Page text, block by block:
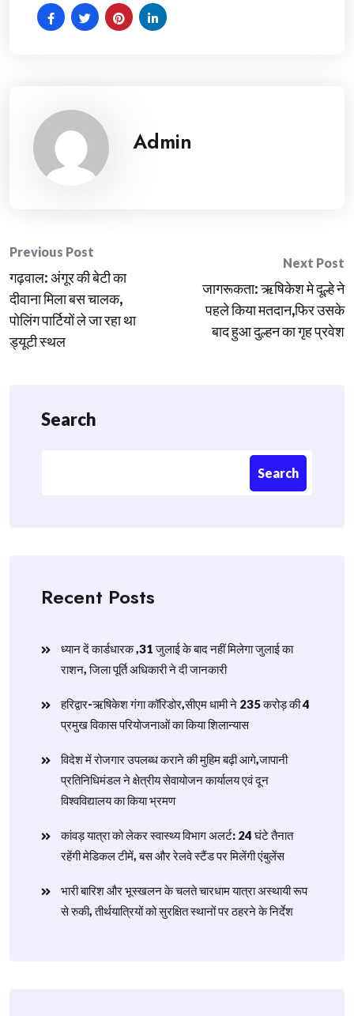
Admin
Post
navigation
Previous Post
गढ़वाल: अंगूर की बेटी का
दीवाना मिला बस चालक,
पोलिंग पार्टियों ले जा रहा था
ड्यूटी स्थल
Next Post
जागरूकता: ऋषिकेश मे दूल्हे ने
पहले किया मतदान,फिर उसके
बाद हुआ दुल्हन का गृह प्रवेश
Search
Search
Recent Posts
ध्यान दें कार्डधारक ,31 जुलाई के बाद नहीं मिलेगा जुलाई का
राशन, जिला पूर्ति अधिकारी ने दी जानकारी
हरिद्वार-ऋषिकेश गंगा कॉरिडोर,सीएम धामी ने 235 करोड़ की 4
प्रमुख विकास परियोजनाओं का किया शिलान्यास
विदेश में रोजगार उपलब्ध कराने की मुहिम बढ़ी आगे,जापानी
प्रतिनिधिमंडल ने क्षेत्रीय सेवायोजन कार्यालय एवं दून
विश्वविद्यालय का किया भ्रमण
​कांवड़ यात्रा को लेकर स्वास्थ्य विभाग अलर्ट: 24 घंटे तैनात
रहेंगी मेडिकल टीमें, बस और रेलवे स्टैंड पर मिलेंगी एंबुलेंस
​भारी बारिश और भूस्खलन के चलते चारधाम यात्रा अस्थायी रूप
से रुकी, तीर्थयात्रियों को सुरक्षित स्थानों पर ठहरने के निर्देश